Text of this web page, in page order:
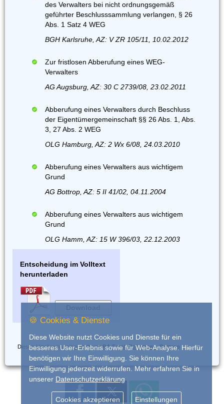
des Verwalters bei nicht ordnungsgemäß
geführter Beschlusssammlung verlangen, § 26
Abs. 1 Satz 4 WEG
BGH Karlsruhe, AZ: V ZR 105/11, 10.02.2012
Zur fristlosen Abberufung eines WEG-
Verwalters
AG Augsburg, AZ: 30 C 2739/08, 23.02.2011
Abberufung eines Verwalters durch Beschluss
der Eigentümergemeinschaft §§ 26 Abs. 1, Abs.
3, 27 Abs. 2 WEG
OLG Hamburg, AZ: 2 Wx 6/08, 24.03.2010
Abberufung eines Verwalters aus wichtigem
Grund
AG Bottrop, AZ: 5 II 41/02, 04.11.2004
Abberufung eines Verwalters aus wichtigem
Grund
OLG Hamm, AZ: 15 W 396/03, 22.12.2003
Entscheidung im Volltext
herunterladen
Dieses Urteil wurde eingestellt vonRA Frank Dohrmann, Bottrop
🍪 Cookies & Dienste
Diese Website nutzt Cookies und Dienste für ein
besseres User-Erlebnis sowie für Web-Analyse. Hierfür
benötigen wir Ihre Einwilligung. Sie können Ihre
Einwilligung jederzeit widerrufen. Mehr erfahren Sie in
unserer Datenschutzerklärung
Cookies akzeptieren Einstellungen